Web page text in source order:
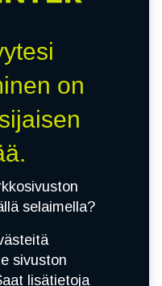
on
selaimella?
sivuston
lisätietoja